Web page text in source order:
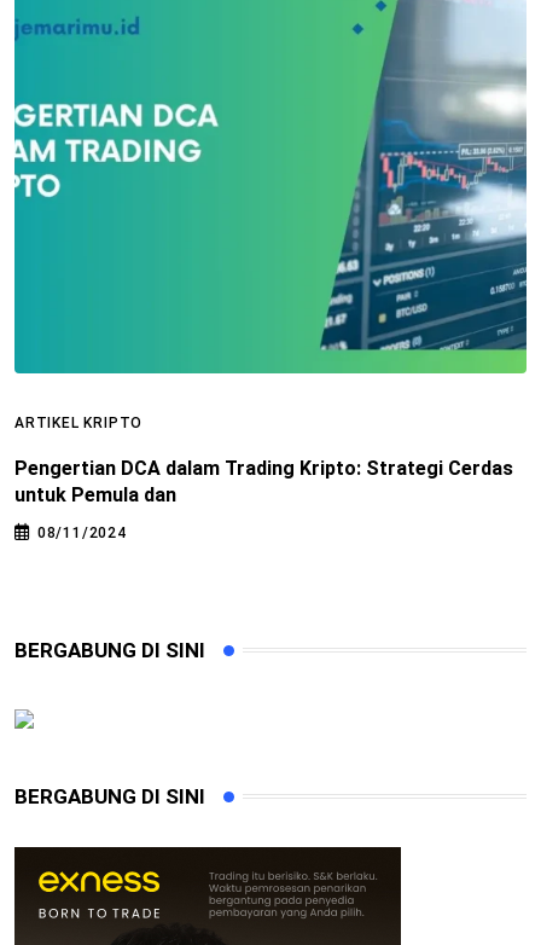
ARTIKEL KRIPTO
Pengertian DCA dalam Trading Kripto: Strategi Cerdas
untuk Pemula dan
08/11/2024
BERGABUNG DI SINI
BERGABUNG DI SINI